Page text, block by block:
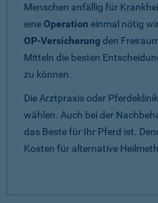
Menschen anfällig für
eineOperation einmal nötig
OP-Versicherung den
Mitteln die besten
zu können.
Die Arztpraxis oder
wählen. Auch bei der
das Beste für Ihr Pferd ist.
Kosten für alternative